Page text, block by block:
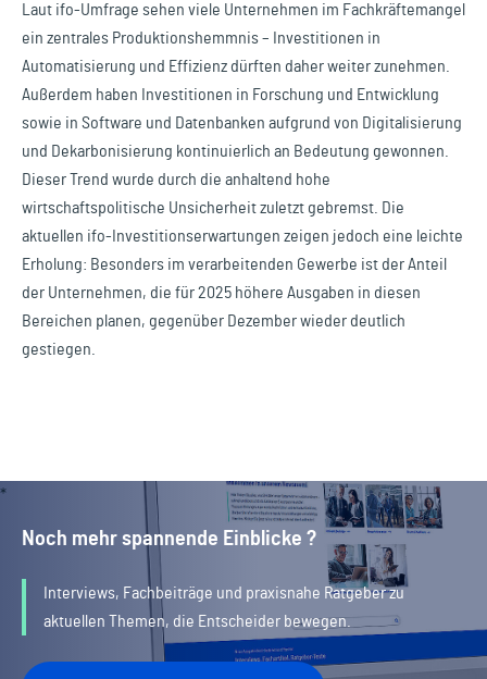
Laut ifo-Umfrage sehen viele Unternehmen im Fachkräftemangel
ein zentrales Produktionshemmnis – Investitionen in
Automatisierung und Effizienz dürften daher weiter zunehmen.
Außerdem haben Investitionen in Forschung und Entwicklung
sowie in Software und Datenbanken aufgrund von Digitalisierung
und Dekarbonisierung kontinuierlich an Bedeutung gewonnen.
Dieser Trend wurde durch die anhaltend hohe
wirtschaftspolitische Unsicherheit zuletzt gebremst. Die
aktuellen ifo-Investitionserwartungen zeigen jedoch eine leichte
Erholung: Besonders im verarbeitenden Gewerbe ist der Anteil
der Unternehmen, die für 2025 höhere Ausgaben in diesen
Bereichen planen, gegenüber Dezember wieder deutlich
gestiegen.
Noch mehr spannende Einblicke ?
Interviews, Fachbeiträge und praxisnahe Ratgeber zu
aktuellen Themen, die Entscheider bewegen.